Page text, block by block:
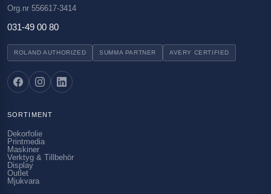
Org.nr 556617-3414
031-49 00 80
ROLAND AUTHORIZED SUMMA PARTNER AVERY CERTIFIED
SORTIMENT
Dekorfolie
Printmedia
Maskiner
Verktyg & Tillbehör
Display
Outlet
Mjukvara